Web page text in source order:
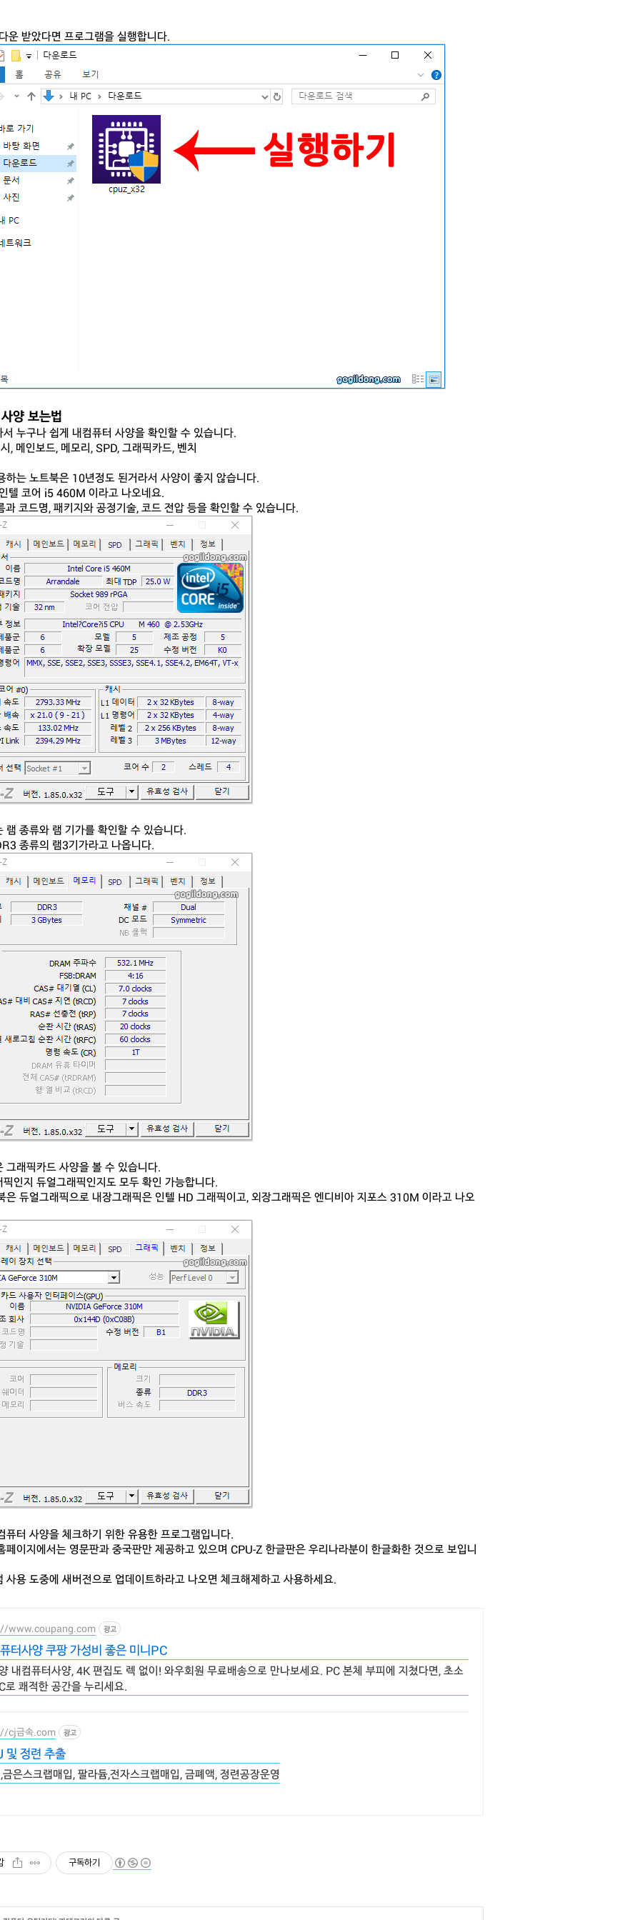
운 받았다면 프로그램을 실행합니다.
양 보는법
서 누구나 쉽게 내컴퓨터 사양을 확인할 수 있습니다.
, 메인보드, 메모리, SPD, 그래픽카드, 벤치
하는 노트북은 10년정도 된거라서 사양이 좋지 않습니다.
텔 코어 i5 460M 이라고 나오네요.
과 코드명, 패키지와 공정기술, 코드 전압 등을 확인할 수 있습니다.
램 종류와 램 기가를 확인할 수 있습니다.
종류의 램3기가라고 나옵니다.
그래픽카드 사양을 볼 수 있습니다.
픽인지 듀얼그래픽인지도 모두 확인 가능합니다.
은 듀얼그래픽으로 내장그래픽은 인텔 HD 그래픽이고, 외장그래픽은 엔디비아 지포스 310M 이라고 나오
퓨터 사양을 체크하기 위한 유용한 프로그램입니다.
페이지에서는 영문판과 중국판만 제공하고 있으며 CPU-Z 한글판은 우리나라분이 한글화한 것으로 보입니
사용 도중에 새버전으로 업데이트하라고 나오면 체크해제하고 사용하세요.
www.coupang.com 광고
터사양 쿠팡 가성비 좋은 미니PC
내컴퓨터사양, 4K 편집도 렉 없이! 와우회원 무료배송으로 만나보세요. PC 본체 부피에 지쳤다면, 초소
로 쾌적한 공간을 누리세요.
cj금속.com 광고
및 정련 추출
은스크랩매입, 팔라듐,전자스크랩매입, 금폐액, 정련공장운영
구독하기